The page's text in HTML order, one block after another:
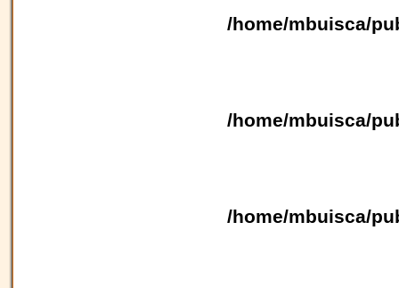
/home/mbuisca/
/home/mbuisca/
/home/mbuisca/